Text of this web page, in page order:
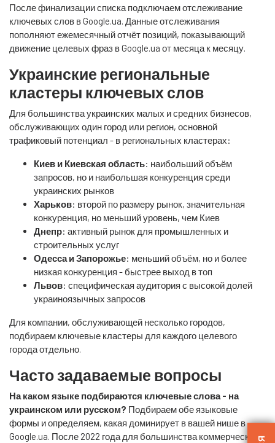
После финализации списка подключаем отслеживание
ключевых слов в Google.ua. Данные отслеживания
пополняют ежемесячный отчёт позиций, показывающий
движение целевых фраз в Google.ua от месяца к месяцу.
Украинские региональные
кластеры ключевых слов
Для большинства украинских малых и средних бизнесов,
обслуживающих один город или регион, основной
трафиковый потенциал - в региональных кластерах:
Киев и Киевская область: наибольший объём
запросов, но и наибольшая конкуренция среди
украинских рынков
Харьков: второй по размеру рынок, значительная
конкуренция, но меньший уровень, чем Киев
Днепр: активный рынок для промышленных и
строительных услуг
Одесса и Запорожье: меньший объём, но и более
низкая конкуренция - быстрее выход в топ
Львов: специфическая аудитория с высокой долей
украиноязычных запросов
Для компании, обслуживающей несколько городов,
подбираем ключевые кластеры для каждого целевого
города отдельно.
Часто задаваемые вопросы
На каком языке подбираются ключевые слова - на
украинском или русском? Подбираем обе языковые
формы и определяем, какая доминирует в вашей нише в
Google.ua. После 2022 года для большинства коммерческих